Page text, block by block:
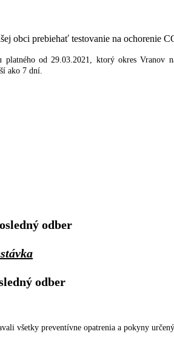
obci prebiehať testovanie na ochorenie
platného od 29.03.2021, ktorý okres Vranov
ako 7 dní.
odber
odber
všetky preventívne opatrenia a pokyny